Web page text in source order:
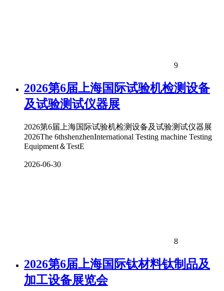
9
2026第6届上海国际试验机检测设备
及试验测试仪器展
2026第6届上海国际试验机检测设备及试验测试仪器展
2026The 6thshenzhenInternational Testing machine Testing
Equipment＆TestE
2026-06-30
8
2026第6届上海国际钛材料钛制品及
加工设备展览会